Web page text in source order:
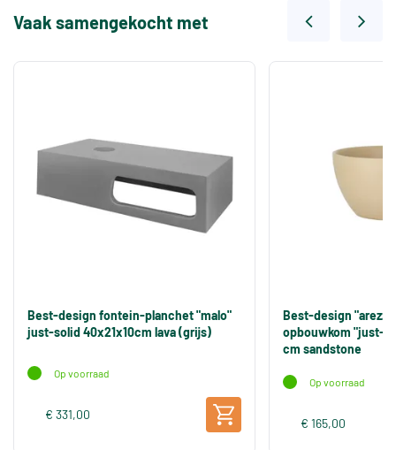
Vaak samengekocht met
Best-design fontein-planchet "malo"
just-solid 40x21x10cm lava (grijs)
Op voorraad
€ 331,00
Best-design
opbouwkom "just-
cm sandstone
Op voorraad
€ 165,00